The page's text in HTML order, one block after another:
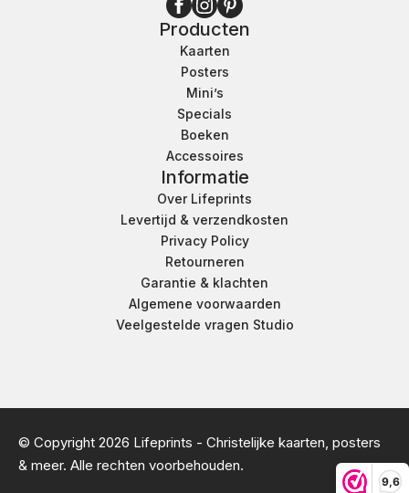
9,6
Producten
Kaarten
Posters
Mini’s
Specials
Boeken
Accessoires
Informatie
Over Lifeprints
Levertijd & verzendkosten
Privacy Policy
Retourneren
Garantie & klachten
Algemene voorwaarden
Veelgestelde vragen Studio
© Copyright 2026 Lifeprints - Christelijke kaarten, posters
& meer. Alle rechten voorbehouden.